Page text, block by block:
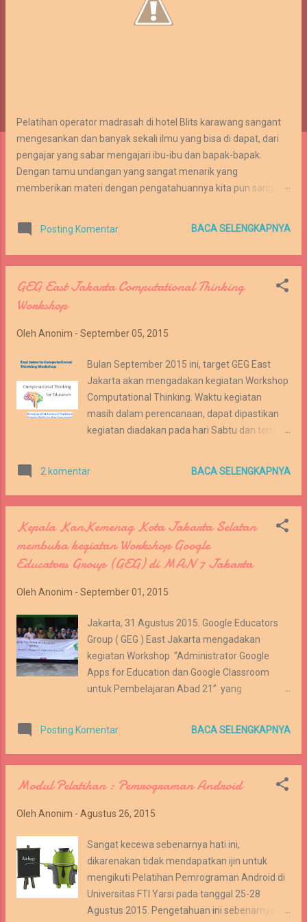
Pelatihan operator madrasah di hotel Blits karawang sangant
mengesankan dan banyak sekali ilmu yang bisa di dapat, dari
pengajar yang sabar mengajari ibu-ibu dan bapak-bapak.
Dengan tamu undangan yang sangat menarik yang
memberikan materi dengan pengatahuannya kita pun sangan
Posting Komentar BACA SELENGKAPNYA
GEG East Jakarta Computational Thinking
Workshop
Oleh Anonim - September 05, 2015
Bulan September 2015 ini, target GEG East
Jakarta akan mengadakan kegiatan Workshop
Computational Thinking. Waktu kegiatan
masih dalam perencanaan, dapat dipastikan
kegiatan diadakan pada hari Sabtu dan tempat
solving process that includes a number of
to the development of computer applications,
but it can also be used to support problem
solving across all disciplines, including the
learn CT across the curriculum can begin to
as well as between life inside and outside of
the classroom. The International Society for
Technology in Education ( ISTE ), Computer
Science Teachers Association ( CSTA ) and the
UK Computing at School working group ( CAS )
education and industry to develop computat...
2 komentar BACA SELENGKAPNYA
Kepala KanKemenag Kota Jakarta Selatan
membuka kegiatan Workshop Google
Educators Group (GEG) di MAN 7 Jakarta
Oleh Anonim - September 01, 2015
Jakarta, 31 Agustus 2015. Google Educators
Group ( GEG ) East Jakarta mengadakan
kegiatan Workshop “Administrator Google
Apps for Education dan Google Classroom
untuk Pembelajaran Abad 21” yang
Selatan, bapak Drs. H. Karsa Sukarsa, MM , dan
MAN 7 Jakarta ibu Dra. Hj. Alwiyah, M.Pd serta
. Sambutan dan pembinaan dari Kepala
kami bersemangat menjadi guru pembelajar ,
yang selalu siap belajar untuk meningkatkan
kompetensi sebagai guru Profesional. Kami
sangat berterima kasih kepada bapak Drs. H.
Karsa Sukarsa, MM yang bersedia membuka
Posting Komentar BACA SELENGKAPNYA
Modul Pelatihan : Pemrograman Android
Oleh Anonim - Agustus 26, 2015
Sangat kecewa sebenarnya hati ini,
dikarenakan tidak mendapatkan ijin untuk
mengikuti Pelatihan Pemrograman Android di
Universitas FTI Yarsi pada tanggal 25-28
Agustus 2015. Pengetahuan ini sebenarnya